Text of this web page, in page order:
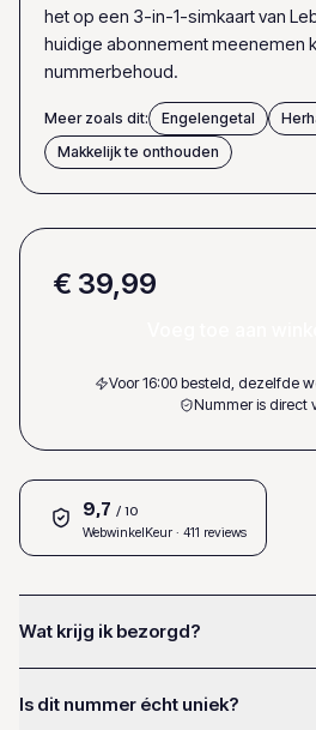
het op een 3-in-1-simkaart van
huidige abonnement meenemen
nummerbehoud.
Meer zoals dit: Engelengetal
Makkelijk te onthouden
€ 39,99
Voor 16:00 besteld, dezelfde
Nummer is direct
9,7 / 10
WebwinkelKeur · 411 reviews
Wat krijg ik bezorgd?
Is dit nummer écht uniek?